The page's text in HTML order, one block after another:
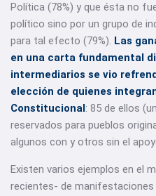
Política (78%) y que ésta no
político sino por un grupo de
para tal efecto (79%). Las
en una carta fundamental
intermediarios se vio
elección de quienes
Constitucional: 85 de ellos
reservados para pueblos
algunos con y otros sin el
Existen varios ejemplos en el
recientes- de manifestaciones